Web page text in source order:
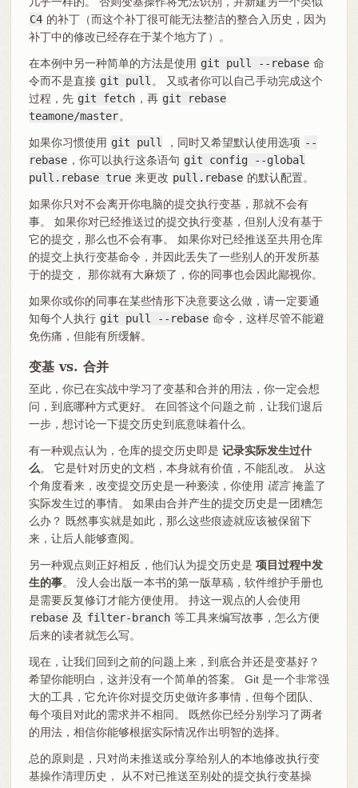
C4 的补丁（而这个补丁很可能无法整洁的整合入历史，因为
补丁中的修改已经存在于某个地方了）。
在本例中另一种简单的方法是使用 git pull --rebase 命
令而不是直接 git pull 。 又或者你可以自己手动完成这个
过程，先 git fetch ，再 git rebase
teamone/master 。
如果你习惯使用 git pull ，同时又希望默认使用选项 --
rebase ，你可以执行这条语句 git config --global
pull.rebase true 来更改 pull.rebase 的默认配置。
如果你只对不会离开你电脑的提交执行变基，那就不会有
事。 如果你对已经推送过的提交执行变基，但别人没有基于
它的提交，那么也不会有事。 如果你对已经推送至共用仓库
的提交上执行变基命令，并因此丢失了一些别人的开发所基
于的提交， 那你就有大麻烦了，你的同事也会因此鄙视你。
如果你或你的同事在某些情形下决意要这么做，请一定要通
知每个人执行 git pull --rebase 命令，这样尽管不能避
免伤痛，但能有所缓解。
变基 vs. 合并
至此，你已在实战中学习了变基和合并的用法，你一定会想
问，到底哪种方式更好。 在回答这个问题之前，让我们退后
一步，想讨论一下提交历史到底意味着什么。
有一种观点认为，仓库的提交历史即是 记录实际发生过什
么。 它是针对历史的文档，本身就有价值，不能乱改。 从这
个角度看来，改变提交历史是一种亵渎，你使用 谎言掩盖了
实际发生过的事情。 如果由合并产生的提交历史是一团糟怎
么办？ 既然事实就是如此，那么这些痕迹就应该被保留下
来，让后人能够查阅。
另一种观点则正好相反，他们认为提交历史是 项目过程中发
生的事。 没人会出版一本书的第一版草稿，软件维护手册也
是需要反复修订才能方便使用。 持这一观点的人会使用
rebase 及 filter-branch 等工具来编写故事，怎么方便
后来的读者就怎么写。
现在，让我们回到之前的问题上来，到底合并还是变基好？
希望你能明白，这并没有一个简单的答案。 Git 是一个非常强
大的工具，它允许你对提交历史做许多事情，但每个团队、
每个项目对此的需求并不相同。 既然你已经分别学习了两者
的用法，相信你能够根据实际情况作出明智的选择。
总的原则是，只对尚未推送或分享给别人的本地修改执行变
基操作清理历史， 从不对已推送至别处的提交执行变基操